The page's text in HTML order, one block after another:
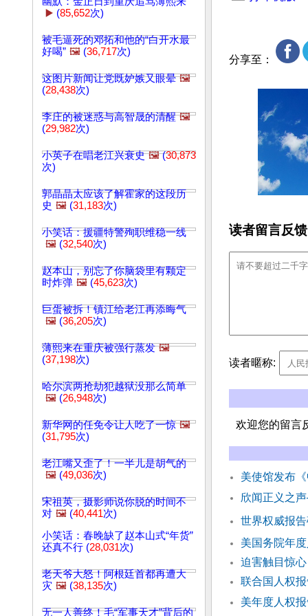
▶️ (85,652次)
被毛逼死的邓拓和他的“白开水最
好喝” 🖼️ (36,717次)
这图片新闻让党既妒嫉又眼晕 🖼️
(28,438次)
李庄的被迷惑与高智晟的清醒 🖼️
(29,982次)
小英子在唱老江兴衰史 🖼️(30,873
次)
郭晶晶太应该了解霍家的这段历
史 🖼️ (31,183次)
小笑话：援疆特警殉职维稳一线
🖼️ (32,540次)
赵本山，别忘了你脑袋里有颗定
时炸弹 🖼️ (45,623次)
巨蛋被拆！镇江给老江再添晦气
🖼️ (36,205次)
薄熙来在重庆被强行蒸发 🖼️
(37,198次)
哈尔滨两抢劫犯越狱没那么简单
🖼️ (26,948次)
新华网的任免令让人吃了一惊 🖼️
(31,795次)
老江嘴又歪了！一半儿是胡气的
🖼️ (49,036次)
宋祖英，摄影师说你脱的时间不
对 🖼️ (40,441次)
小笑话：春晚缺了赵本山式“年货”
还真不行 (28,031次)
老天爷大怒！阿根廷首都再遭大
灾 🖼️ (38,135次)
无一人善终！毛“军事天才”背后的
分享至：
读者留言反
读者暱称:
欢迎您的留言
美使馆发布
欣闻正义之
世界权威报
美国务院年
迫害触目惊
联合国人权
美年度人权